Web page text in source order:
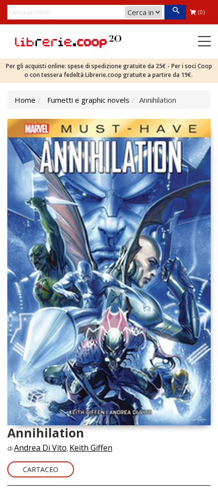
(0)
Per gli acquisti online: spese di spedizione gratuite da 25€ - Per i soci Coop
o con tessera fedeltà Librerie.coop gratuite a partire da 19€.
Home Fumetti e graphic novels Annihilation
Annihilation
di Andrea Di Vito, Keith Giffen
CARTACEO